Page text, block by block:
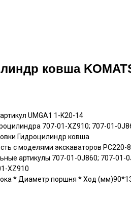
ковша
UMGA1 1-K20-14
707-01-XZ910; 707-01-
Гидроцилиндр ковша
с моделями экскаваторов PC220-
артикулы 707-01-0J860; 707-01-
XZ910
* Диаметр поршня * Ход